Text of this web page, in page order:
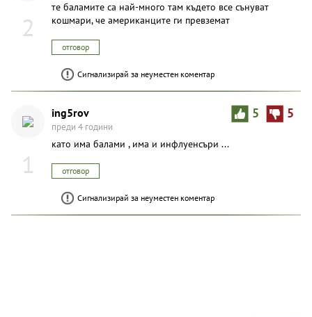
2
те баламите са най-много там където все сънуват
кошмари, че американците ги превземат
отговор
Сигнализирай за неуместен коментар
1
5 5
ing5rov
преди 4 години
като има балами , има и инфлуенсъри ...
отговор
Сигнализирай за неуместен коментар